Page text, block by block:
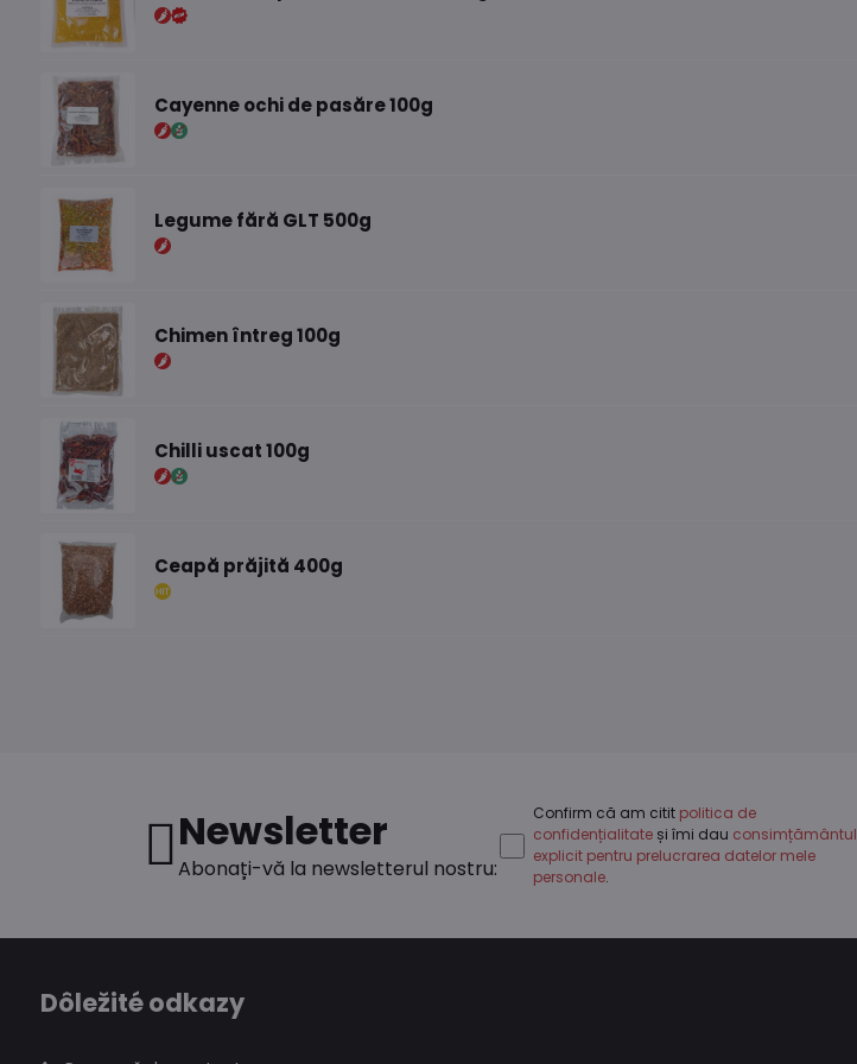
Cayenne ochi de pasăre 100g
Legume fără GLT 500g
Chimen întreg 100g
Chilli uscat 100g
Ceapă prăjită 400g
Newsletter
Abonați-vă la newsletterul nostru:
Confirm că am citit politica de
confidențialitateși îmi dau consimțământul
explicit pentru prelucrarea datelor mele
personale.
Dôležité odkazy